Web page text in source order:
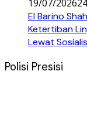
19/07/2026
El Barino
Ketertiban
Lewat
Polisi Presisi